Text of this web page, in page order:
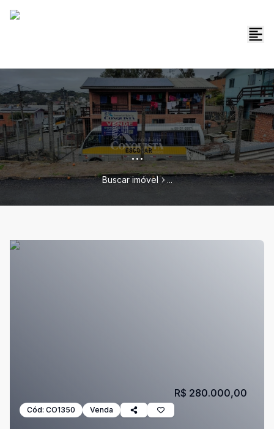
...
Buscar imóvel ...
Cód: CO1350 Venda
R$ 280.000,00